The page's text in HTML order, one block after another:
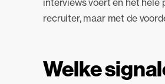
recruiter, maar met de
Welke